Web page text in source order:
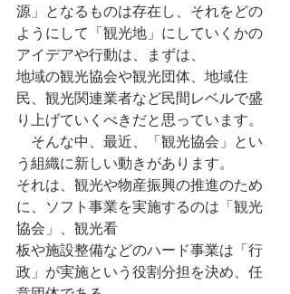
源」となるものは存在し、それをどの
ようにして「観光地」にしていくかの
アイデアや行動は、まずは、
地域の観光協会や観光団体、地域住
民、観光関連業者など民間レベルで盛
り上げていくべきだと思っています。
そんな中、最近、「観光協会」とい
う組織に新しい動きがあります。
それは、観光や物産振興の推進のため
に、ソフト事業を実施するのは「観光
協会」、観光看
板や施設整備などのハード事業は「行
政」が実施という役割分担を決め、任